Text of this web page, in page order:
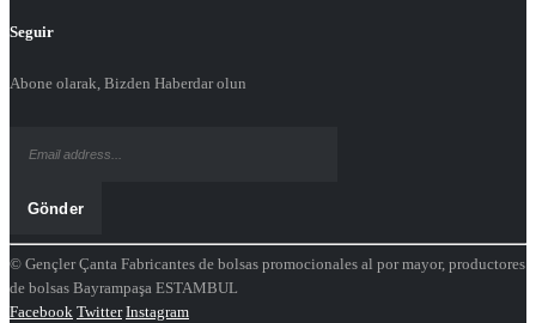
Seguir
Abone olarak, Bizden Haberdar olun
© Gençler Çanta Fabricantes de bolsas promocionales al por mayor, productores
de bolsas Bayrampaşa ESTAMBUL
Facebook Twitter Instagram